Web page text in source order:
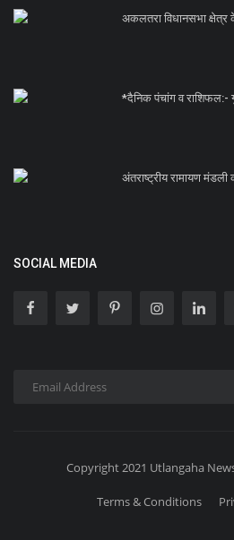
अकलतरा विधानसभा क्षेत्र
*दैनिक पंचांग व
अंतराष्ट्रीय रामायण
SOCIAL MEDIA
Copyright 2021 Utlangaha
Terms & Conditions